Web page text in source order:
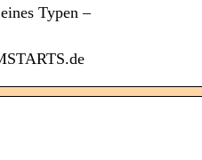
Typen –